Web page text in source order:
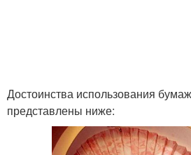
Достоинства использования
представлены ниже: